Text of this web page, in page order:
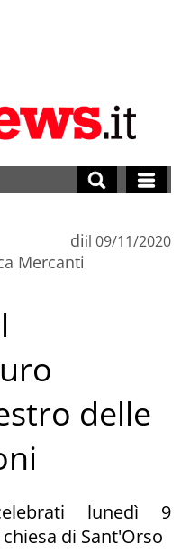
di
Mercanti
il 09/11/2020
delle
lunedì 9
di Sant'Orso